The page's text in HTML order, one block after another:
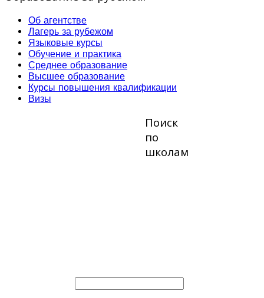
Об агентстве
Лагерь за рубежом
Языковые курсы
Обучение и практика
Среднее образование
Высшее образование
Курсы повышения квалификации
Визы
Поиск
по
школам